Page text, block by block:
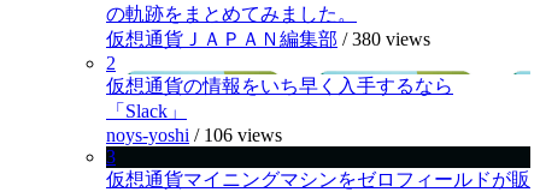
の軌跡をまとめてみました。
仮想通貨ＪＡＰＡＮ編集部 /380 views
2
仮想通貨の情報をいち早く入手するなら
「Slack」
noys-yoshi / 106 views
3
仮想通貨マイニングマシンをゼロフィールドが販